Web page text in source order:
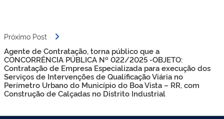
Próximo Post
Agente de Contratação, torna público que a
CONCORRÊNCIA PÚBLICA Nº 022/2025 -OBJETO:
Contratação de Empresa Especializada para execução dos
Serviços de Intervenções de Qualificação Viária no
Perímetro Urbano do Município do Boa Vista – RR, com
Construção de Calçadas no Distrito Industrial